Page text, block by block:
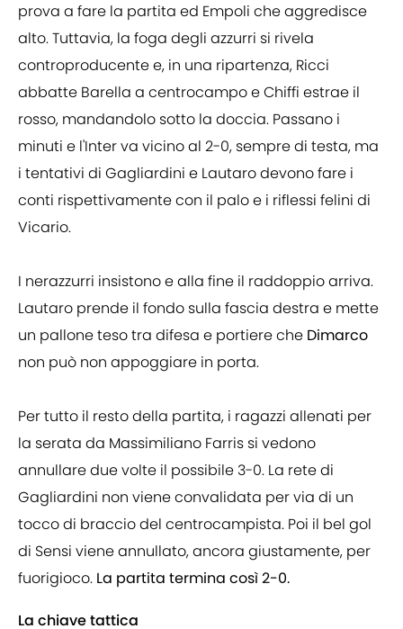
prova a fare la partita ed Empoli che aggredisce
alto. Tuttavia, la foga degli azzurri si rivela
controproducente e, in una ripartenza, Ricci
abbatte Barella a centrocampo e Chiffi estrae il
rosso, mandandolo sotto la doccia. Passano i
minuti e l'Inter va vicino al 2-0, sempre di testa, ma
i tentativi di Gagliardini e Lautaro devono fare i
conti rispettivamente con il palo e i riflessi felini di
Vicario.
I nerazzurri insistono e alla fine il raddoppio arriva.
Lautaro prende il fondo sulla fascia destra e mette
un pallone teso tra difesa e portiere che Dimarco
non può non appoggiare in porta.
Per tutto il resto della partita, i ragazzi allenati per
la serata da Massimiliano Farris si vedono
annullare due volte il possibile 3-0. La rete di
Gagliardini non viene convalidata per via di un
tocco di braccio del centrocampista. Poi il bel gol
di Sensi viene annullato, ancora giustamente, per
fuorigioco. La partita termina così 2-0.
La chiave tattica